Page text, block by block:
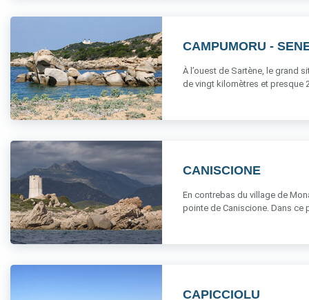
CAMPUMORU -
À l’ouest de Sartène, le grand
de vingt kilomètres et presque
CANISCIONE
En contrebas du village de
pointe de Caniscione. Dans ce
CAPICCIOLU